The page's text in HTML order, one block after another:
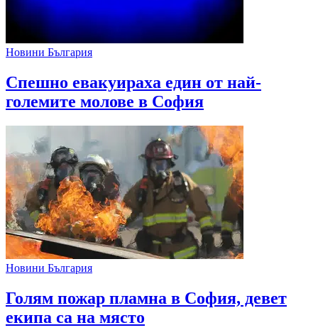
Новини България
Спешно евакуираха един от най-
големите молове в София
Новини България
Голям пожар пламна в София, девет
екипа са на място